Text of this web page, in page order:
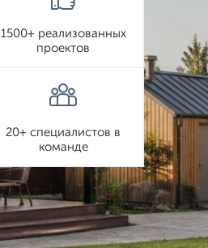
1500+ реализованных
проектов
20+ специалистов в
команде